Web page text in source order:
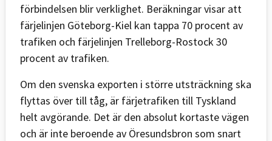
förbindelsen blir verklighet. Beräkningar visar att
färjelinjen Göteborg-Kiel kan tappa 70 procent av
trafiken och färjelinjen Trelleborg-Rostock 30
procent av trafiken.
Om den svenska exporten i större utsträckning ska
flyttas över till tåg, är färjetrafiken till Tyskland
helt avgörande. Det är den absolut kortaste vägen
och är inte beroende av Öresundsbron som snart